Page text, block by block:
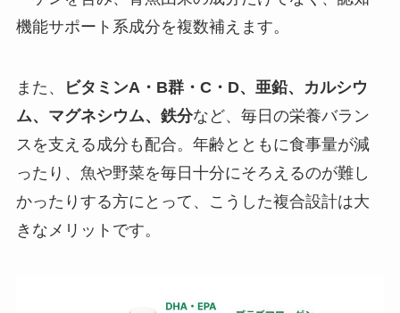
機能サポート系成分を複数補えます。
また、
ビタミンA・B群・C・D、亜鉛、カルシウ
ム、マグネシウム、鉄分など、毎日の栄養バラン
スを支える成分も配合。年齢とともに食事量が減
ったり、魚や野菜を毎日十分にそろえるのが難し
かったりする方にとって、こうした複合設計は大
きなメリットです。